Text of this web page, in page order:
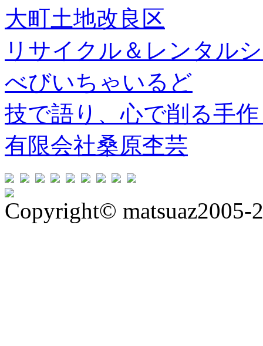
大町土地改良区
リサイクル＆レンタル
べびいちゃいるど
技で語り、心で削る手
有限会社桑原杢芸
Copyright© matsuaz2005-